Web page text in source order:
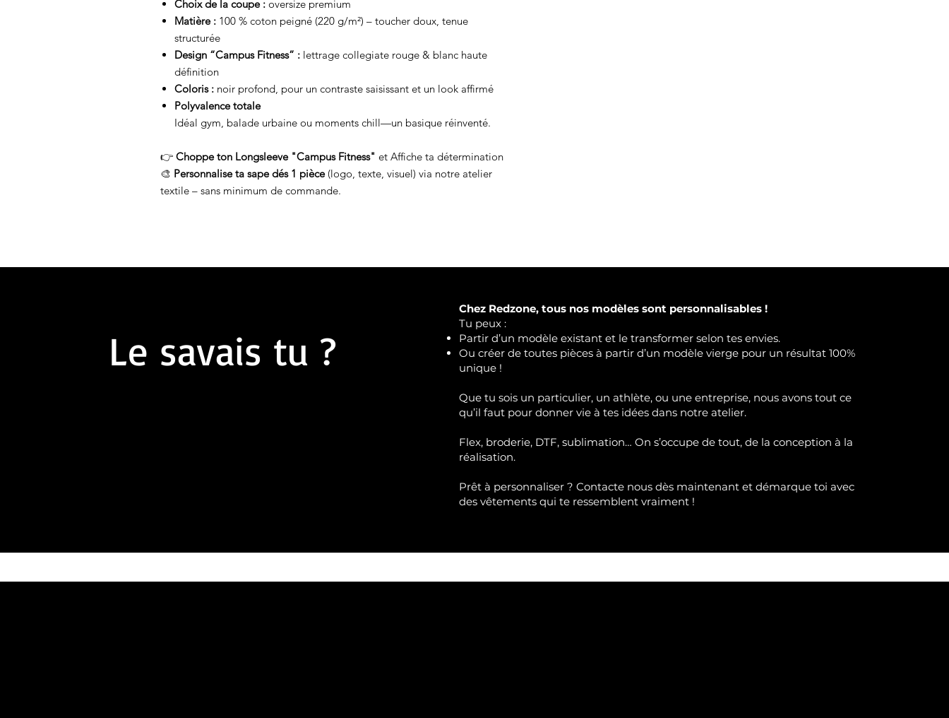
Choix de la coupe : oversize premium
Matière : 100 % coton peigné (220 g/m²) – toucher doux, tenue
structurée
Design “Campus Fitness” : lettrage collegiate rouge & blanc haute
définition
Coloris : noir profond, pour un contraste saisissant et un look affirmé
Polyvalence totale
Idéal gym, balade urbaine ou moments chill—un basique réinventé.
👉 Choppe ton Longsleeve "Campus Fitness" et Affiche ta détermination
🎨 Personnalise ta sape dés 1 pièce(logo, texte, visuel) via notre atelier
textile – sans minimum de commande.
Le savais tu ?
Chez Redzone, tous nos modèles sont personnalisables !
Tu peux :
Partir d’un modèle existant et le transformer selon tes envies.
Ou créer de toutes pièces à partir d’un modèle vierge pour un résultat 100%
unique !
Que tu sois un particulier, un athlète, ou une entreprise, nous avons tout ce
qu’il faut pour donner vie à tes idées dans notre atelier.
Flex, broderie, DTF, sublimation… On s’occupe de tout, de la conception à la
réalisation.
Prêt à personnaliser ? Contacte nous dès maintenant et démarque toi avec
des vêtements qui te ressemblent vraiment !